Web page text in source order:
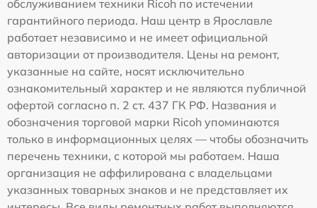
обслуживанием техники Ricoh по истечении
гарантийного периода. Наш центр в Ярославле
работает независимо и не имеет официальной
авторизации от производителя. Цены на ремонт,
указанные на сайте, носят исключительно
ознакомительный характер и не являются публичной
офертой согласно п. 2 ст. 437 ГК РФ. Названия и
обозначения торговой марки Ricoh упоминаются
только в информационных целях — чтобы обозначить
перечень техники, с которой мы работаем. Наша
организация не аффилирована с владельцами
указанных товарных знаков и не представляет их